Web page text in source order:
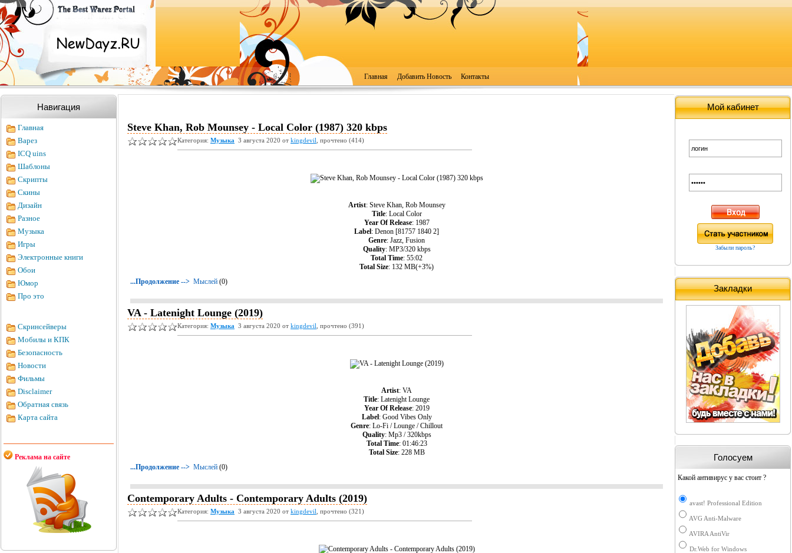
Главная Добавить Новость Контакты
Навигация
Главная
Варез
ICQ uins
Шаблоны
Скрипты
Скины
Дизайн
Разное
Музыка
Игры
Электронные книги
Обои
Юмор
Про это
Скринсейверы
Мобилы и КПК
Безопасность
Новости
Фильмы
Disclaimer
Обратная связь
Карта сайта
Реклама на сайте
Steve Khan, Rob Mounsey - Local Color (1987) 320 kbps
Категория: Музыка 3 августа 2020 от kingdevil , прочтено (414)
Artist: Steve Khan, Rob Mounsey
Title: Local Color
Year Of Release: 1987
Label: Denon [81757 1840 2]
Genre: Jazz, Fusion
Quality: MP3/320 kbps
Total Time: 55:02
Total Size: 132 MB(+3%)
...Продолжение --> Мыслей (0)
VA - Latenight Lounge (2019)
Категория: Музыка 3 августа 2020 от kingdevil , прочтено (391)
Artist: VA
Title: Latenight Lounge
Year Of Release: 2019
Label: Good Vibes Only
Genre: Lo-Fi / Lounge / Chillout
Quality: Mp3 / 320kbps
Total Time: 01:46:23
Total Size: 228 MB
...Продолжение --> Мыслей (0)
Contemporary Adults - Contemporary Adults (2019)
Категория: Музыка 3 августа 2020 от kingdevil , прочтено (321)
Мой кабинет
Забыли пароль?
Закладки
Голосуем
Какой антивирус у вас стоит ?
avast! Professional Edition
AVG Anti-Malware
AVIRA AntiVir
Dr.Web for Windows